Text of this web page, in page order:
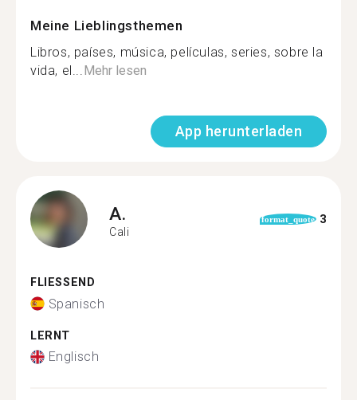
Meine Lieblingsthemen
Libros, países, música, películas, series, sobre la
vida, el...Mehr lesen
App herunterladen
A.
Cali
format_quote 3
FLIESSEND
Spanisch
LERNT
Englisch